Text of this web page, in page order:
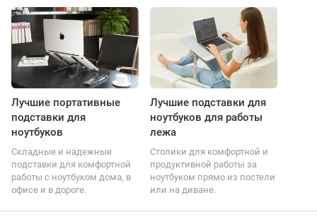
Лучшие портативные
подставки для
ноутбуков
Складные и надежные
подставки для комфортной
работы с ноутбуком дома, в
офисе и в дороге.
Лучшие подставки для
ноутбуков для работы
лежа
Столики для комфортной и
продуктивной работы за
ноутбуком прямо из постели
или на диване.